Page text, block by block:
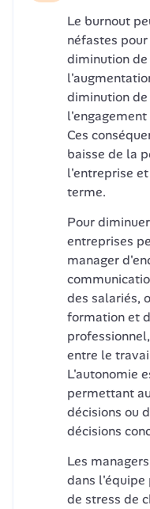
Le burnout
néfastes
diminution
diminution
Ces
baisse de la
l'entreprise
terme.
Pour
entreprises
manager
des salariés,
formation et
entre le
L'autonomie
permettant
décisions ou
décisions
Les
dans l'équipe
de stress de